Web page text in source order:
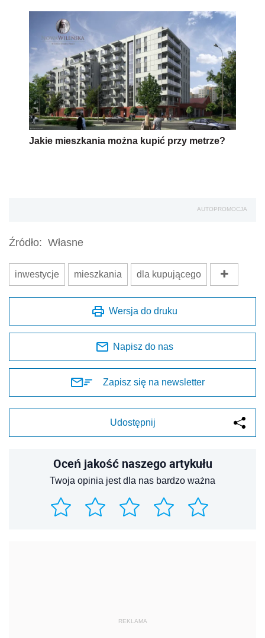
Jakie mieszkania można kupić przy metrze?
AUTOPROMOCJA
Źródło: Własne
inwestycje mieszkania dla kupującego
Wersja do druku
Napisz do nas
Zapisz się na newsletter
Udostępnij
Oceń jakość naszego artykułu
Twoja opinia jest dla nas bardzo ważna
REKLAMA